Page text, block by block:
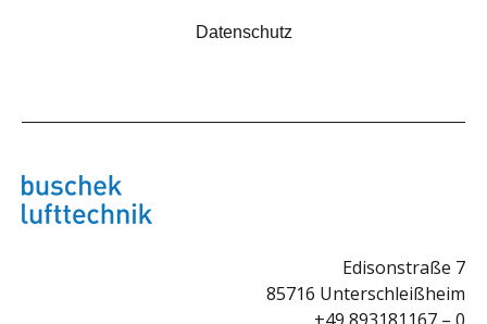
Datenschutz
Edisonstraße 7
85716 Unterschleißheim